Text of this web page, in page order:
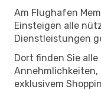
Am Flughafen
Einsteigen alle
Dienstleistungen
Dort finden Sie
Annehmlichkeiten,
exklusivem